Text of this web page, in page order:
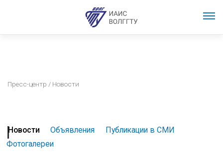
Пресс-центр / Новости
Новости Объявления
Публикации в СМИ
Фотогалереи